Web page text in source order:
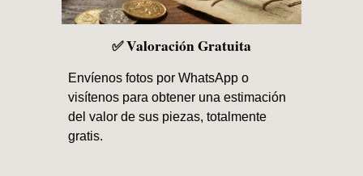
✅ Valoración Gratuita
Envíenos fotos por WhatsApp o
visítenos para obtener una estimación
del valor de sus piezas, totalmente
gratis.